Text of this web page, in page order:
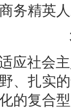
务精英
应社会
、扎实
的复合